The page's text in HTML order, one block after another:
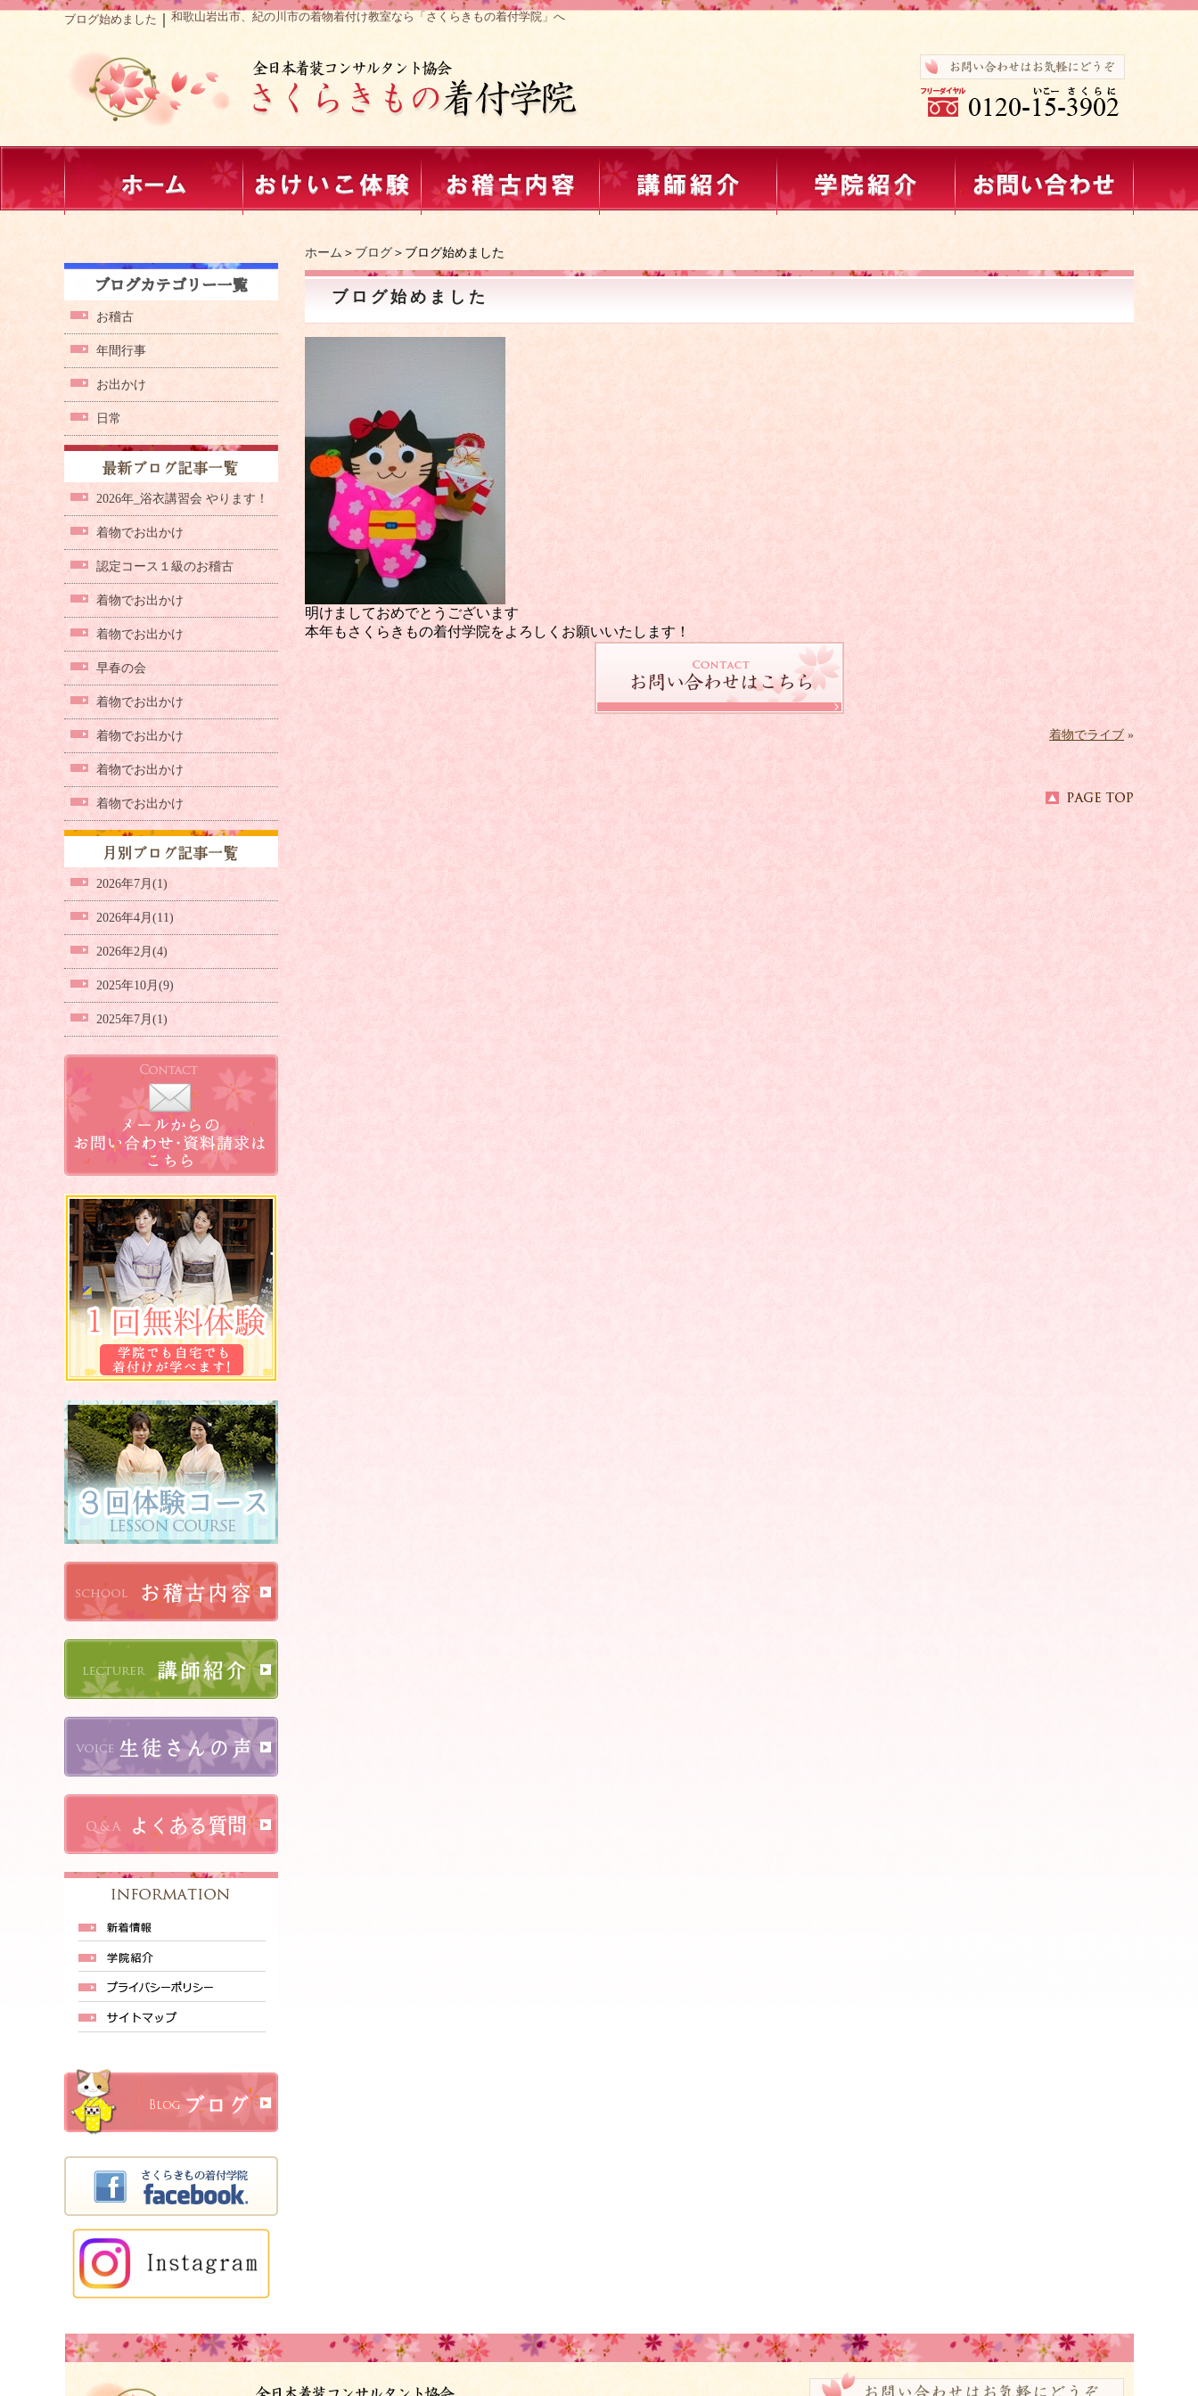
ブログ始めました 和歌山岩出市、紀の川市の着物着付け教室なら「さくらきもの着付学院」へ
ホーム ＞ ブログ ＞ブログ始めました
ブログ始めました
明けましておめでとうございます
本年もさくらきもの着付学院をよろしくお願いいたします！
着物でライブ »
お稽古
年間行事
お出かけ
日常
2026年_浴衣講習会 やります！
着物でお出かけ
認定コース１級のお稽古
着物でお出かけ
着物でお出かけ
早春の会
着物でお出かけ
着物でお出かけ
着物でお出かけ
着物でお出かけ
2026年7月(1)
2026年4月(11)
2026年2月(4)
2025年10月(9)
2025年7月(1)